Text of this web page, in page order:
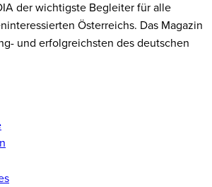
der wichtigste Begleiter für alle
Österreichs. Das Magazin
und erfolgreichsten des deutschen